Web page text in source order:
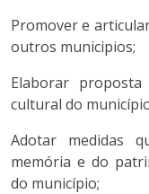
Promover e
outros municipios;
Elaborar
cultural do
Adotar medidas
memória e do
do município;